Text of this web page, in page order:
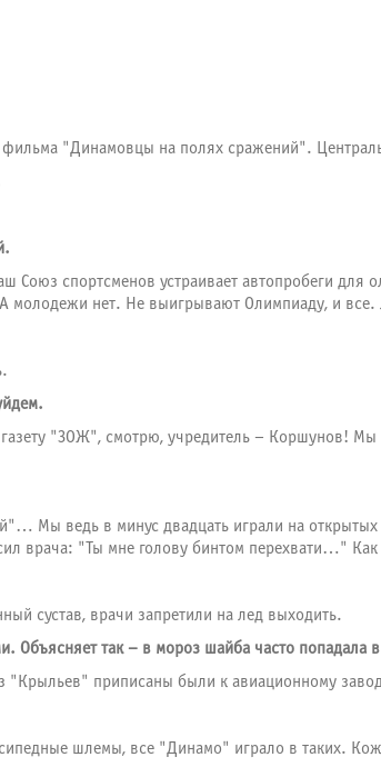
фильма "Динамовцы на полях сражений".
спортсменов устраивает автопробеги для
нет. Не выигрывают Олимпиаду, и
газету "ЗОЖ", смотрю, учредитель – Коршунов!
Мы ведь в минус двадцать играли на
врача: "Ты мне голову бинтом перехвати…"
сустав, врачи запретили на лед выходить.
Объясняет так – в мороз шайба часто попадала
приписаны были к авиационному
шлемы, все "Динамо" играло в таких.